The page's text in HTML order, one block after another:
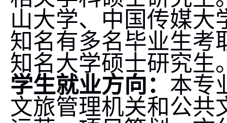
山大学、中国传媒大
知名有多名毕业生考
知名大学硕士研究生
学生就业方向： 本专
文旅管理机关和公共